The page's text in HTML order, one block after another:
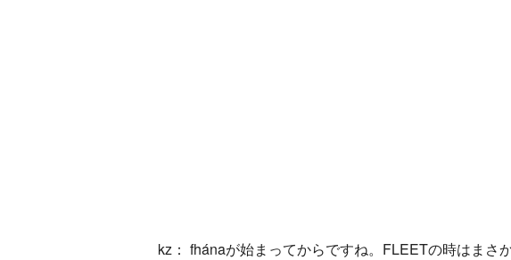
kz： fhánaが始まってからですね。FLEETの時はまさ